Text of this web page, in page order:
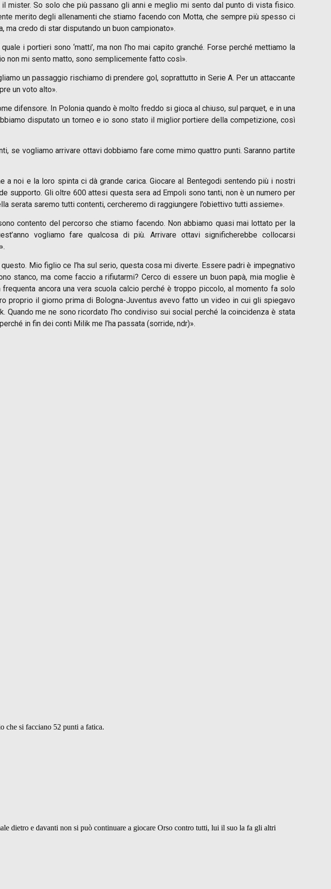
mister. So solo che più passano gli anni e meglio mi sento dal punto di vista fisico.
merito degli allenamenti che stiamo facendo con Motta, che sempre più spesso ci
credo di star disputando un buon campionato».
i portieri sono ‘matti’, ma non l’ho mai capito granché. Forse perché mettiamo la
non mi sento matto, sono semplicemente fatto così».
un passaggio rischiamo di prendere gol, soprattutto in Serie A. Per un attaccante
un voto alto».
difensore. In Polonia quando è molto freddo si gioca al chiuso, sul parquet, e in una
disputato un torneo e io sono stato il miglior portiere della competizione, così
se vogliamo arrivare ottavi dobbiamo fare come mimo quattro punti. Saranno partite
noi e la loro spinta ci dà grande carica. Giocare al Bentegodi sentendo più i nostri
Gli oltre 600 attesi questa sera ad Empoli sono tanti, non è un numero per
serata saremo tutti contenti, cercheremo di raggiungere l’obiettivo tutti assieme».
contento del percorso che stiamo facendo. Non abbiamo quasi mai lottato per la
vogliamo fare qualcosa di più. Arrivare ottavi significherebbe collocarsi
Mio figlio ce l’ha sul serio, questa cosa mi diverte. Essere padri è impegnativo
stanco, ma come faccio a rifiutarmi? Cerco di essere un buon papà, mia moglie è
ancora una vera scuola calcio perché è troppo piccolo, al momento fa solo
proprio il giorno prima di Bologna-Juventus avevo fatto un video in cui gli spiegavo
me ne sono ricordato l’ho condiviso sui social perché la coincidenza è stata
in fin dei conti Milik me l’ha passata (sorride, ndr)».